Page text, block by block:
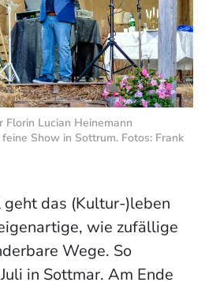
Lucian Heinemann
Show in Sottrum. Fotos: Frank
geht das (Kultur-)leben
wie zufällige
Wege. So
in Sottmar. Am Ende